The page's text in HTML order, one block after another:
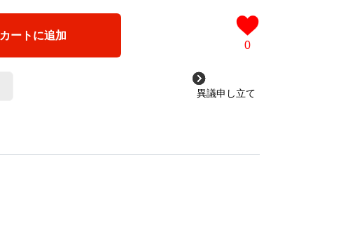
カートに追加
0
異議申し立て